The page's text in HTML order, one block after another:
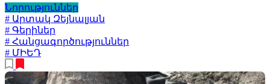
Նորություններ
# Արտակ Զեյնալյան
# Գերիներ
# Հանցագործություններ
# ՄԻԵԴ